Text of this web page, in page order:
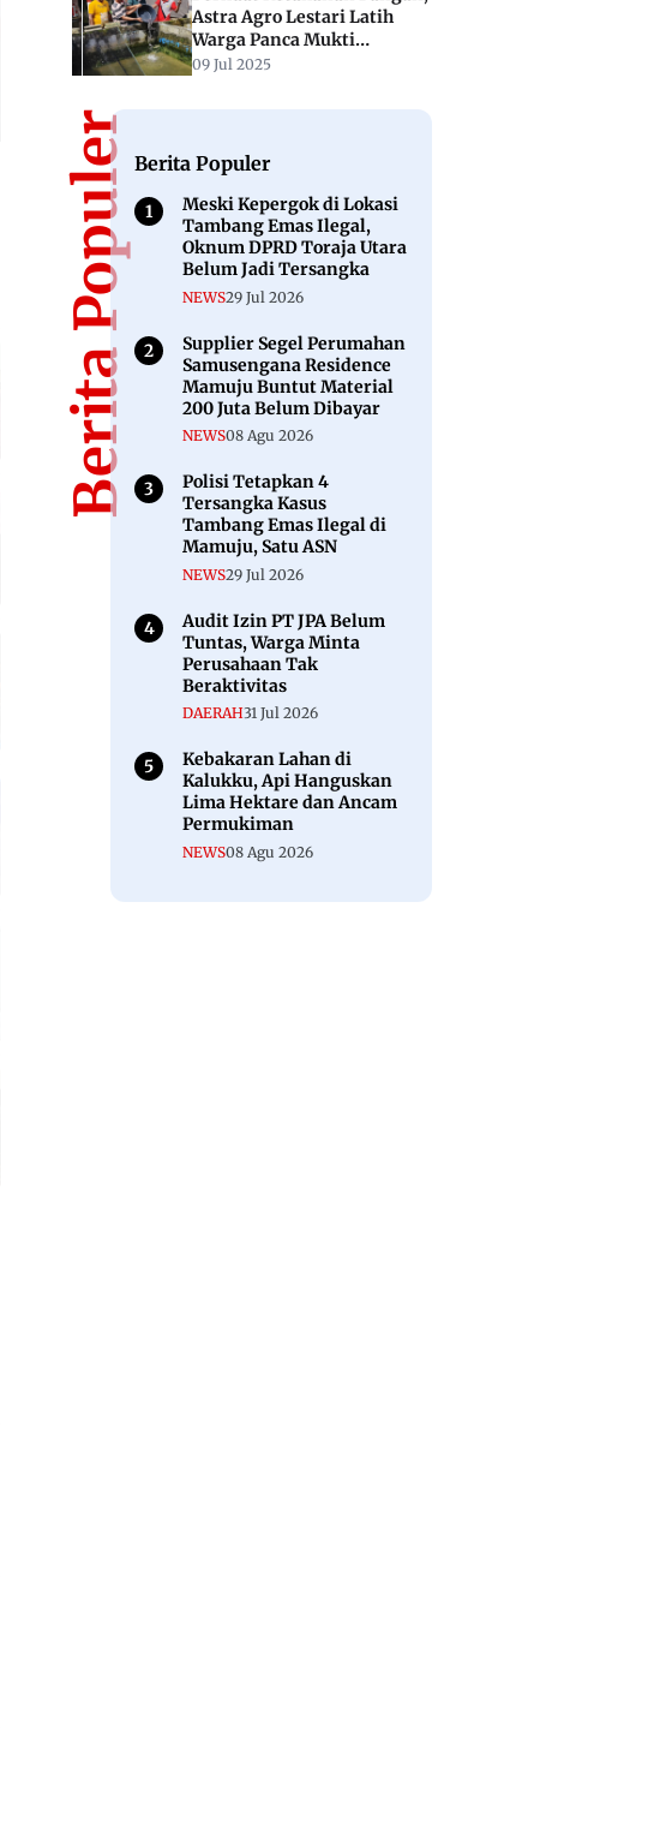
Astra Agro Lestari Latih
Warga Panca Mukti
Donggala dengan Budidaya
09 Jul 2025
Berita PopulerBerita Populer
Meski Kepergok di Lokasi
Tambang Emas Ilegal,
Oknum DPRD Toraja Utara
Belum Jadi Tersangka
NEWS29 Jul 2026
Supplier Segel Perumahan
Samusengana Residence
Mamuju Buntut Material
200 Juta Belum Dibayar
NEWS08 Agu 2026
Polisi Tetapkan 4
Tersangka Kasus
Tambang Emas Ilegal di
Mamuju, Satu ASN
NEWS29 Jul 2026
Audit Izin PT JPA Belum
Tuntas, Warga Minta
Perusahaan Tak
Beraktivitas
DAERAH31 Jul 2026
Kebakaran Lahan di
Kalukku, Api Hanguskan
Lima Hektare dan Ancam
Permukiman
NEWS08 Agu 2026